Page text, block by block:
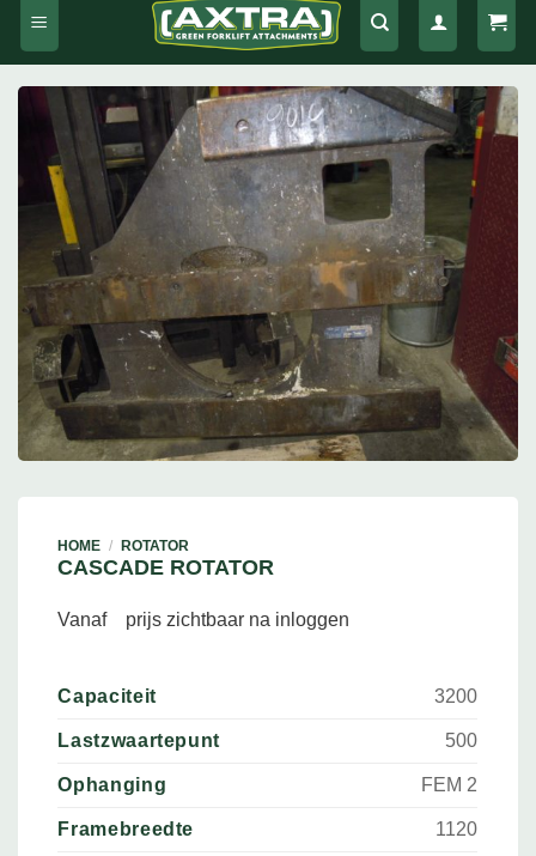
HOME / ROTATOR
CASCADE ROTATOR
Vanaf prijs zichtbaar na inloggen
Capaciteit 3200
Lastzwaartepunt 500
Ophanging FEM 2
Framebreedte 1120